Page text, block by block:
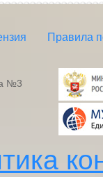
Правила
№3